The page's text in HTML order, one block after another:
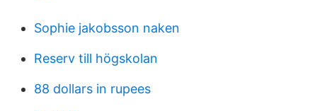
Sophie jakobsson naken
Reserv till högskolan
88 dollars in rupees